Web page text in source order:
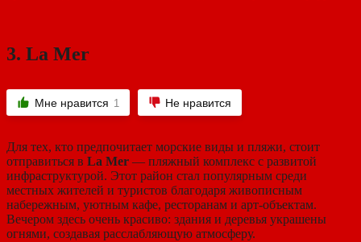
3. La Mer
Мне нравится 1 Не нравится
Для тех, кто предпочитает морские виды и пляжи, стоит
отправиться в La Mer — пляжный комплекс с развитой
инфраструктурой. Этот район стал популярным среди
местных жителей и туристов благодаря живописным
набережным, уютным кафе, ресторанам и арт-объектам.
Вечером здесь очень красиво: здания и деревья украшены
огнями, создавая расслабляющую атмосферу.